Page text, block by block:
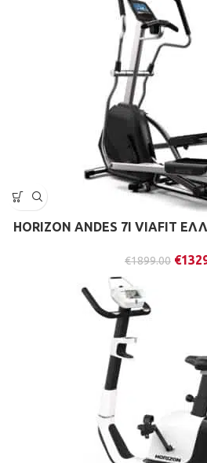
HORIZON ANDES 7I VIAFIT
€1899.00 €